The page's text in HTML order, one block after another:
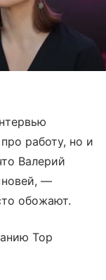
работу, но и
Валерий
—
обожают.
Top